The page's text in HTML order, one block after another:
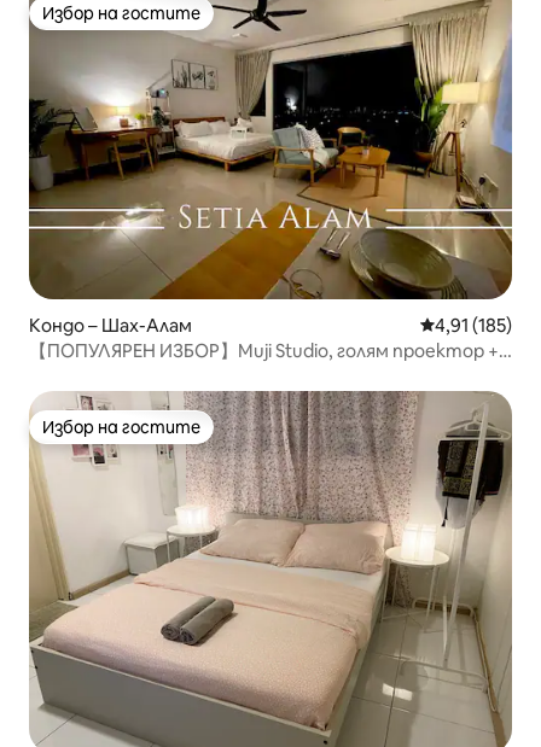
Избор на гостите
Избор на гостите
Кондо – Шах-Алам Средна
4,91 (185)
【ПОПУЛЯРЕН ИЗБОР】Muji Studio, голям проектор +
Избор на гостите
Избор на гостите